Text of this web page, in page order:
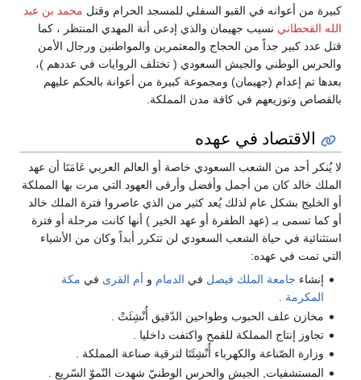
كبيرة من أعوانه في القبو السفلي للمسجد الحرام وقتل محمد بن عبد
الله القحطاني نسيب جهيمان والذي إدعى أنة المهدي المنتظر ، كما
قتل عدد كبير جداً من الحجاج والمعتمرين والمواطنين ورجال الأمن
والحرس الوطني والجيش السعودي ( تختلف الروايات في عددهم )،
بعدها تم إعدام (جهيمان) ومجموعة كبيرة من أعوانة بالحكم عليهم
بالقصاص وتوزيعهم في كافة مدن المملكة.
الاقتصاد في عهده
لا يُنكر أحد من الشعب السعودي خاصة أو العالم العربي عَامَتَا أن عهد
الملك خالد كان من أجمل وأفضل وأرقى العهود التي مرت بها المملكة
أو الخليج بشكل عام لذلك يُعد كثير من الذي عاصروا فترة الملك خالد
أو كما تسمى بـ (عهد الطفرة أو عهد الخير ) أنها كانت مرحلة أو فترة
استثنائية في حياة الشعب السعودي لن تتكرر أبداً وكان من الأشياء
التي تمت في عهده:
إنشاء جامعة الملك فيصل في الدمام و أم القرى في مكة
المكرمة .
مخازن علف الحبوب وطواحين الدّقيق أُنْشِئَتْ .
تجاوز إنتاج المملكة للقمح واكتفت داخليا .
وزارة الصّناعة والكهرباء أُنْشِئَتَا لترقية صناعة المملكة .
المستشفيات, الجيش والحرس الوطنيّ شهدت النّموّ السّريع .